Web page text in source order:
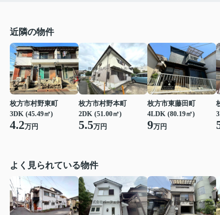
近隣の物件
枚方市村野東町
3DK (45.49㎡)
4.2万円
枚方市村野本町
2DK (51.00㎡)
5.5万円
枚方市東藤田町
4LDK (80.19㎡)
9万円
よく見られている物件